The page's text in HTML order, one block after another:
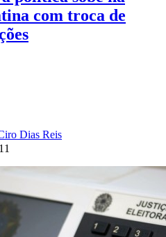
com troca de
Dias Reis